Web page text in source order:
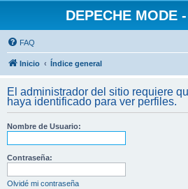
DEPECHE MODE
FAQ
Inicio Índice general
El administrador del sitio requiere
haya identificado para ver perfiles.
Nombre de Usuario:
Contraseña:
Olvidé mi contraseña